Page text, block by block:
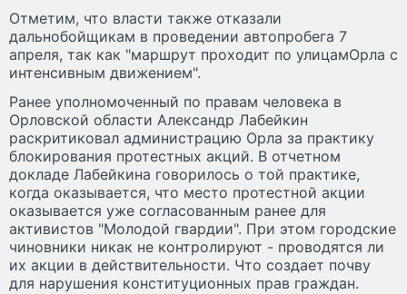
Отметим, что власти также отказали
дальнобойщикам в проведении автопробега 7
апреля, так как "маршрут проходит по улицамОрла с
интенсивным движением".
Ранее уполномоченный по правам человека в
Орловской области Александр Лабейкин
раскритиковал администрацию Орла за практику
блокирования протестных акций. В отчетном
докладе Лабейкина говорилось о той практике,
когда оказывается, что место протестной акции
оказывается уже согласованным ранее для
активистов "Молодой гвардии". При этом городские
чиновники никак не контролируют - проводятся ли
их акции в действительности. Что создает почву
для нарушения конституционных прав граждан.